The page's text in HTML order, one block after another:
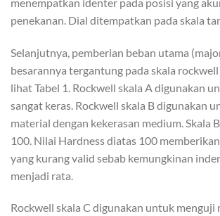
penekanan. Dial ditempatkan pada skala
Selanjutnya, pemberian beban utama
besarannya tergantung pada skala
lihat Tabel 1. Rockwell skala A digunakan
sangat keras. Rockwell skala B digunakan
material dengan kekerasan medium. Skala
100. Nilai Hardness diatas 100
yang kurang valid sebab kemungkinan
menjadi rata.
Rockwell skala C digunakan untuk menguji